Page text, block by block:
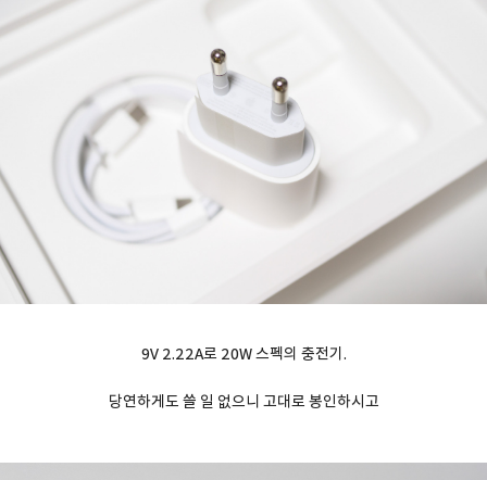
9V 2.22A로 20W 스펙의 충전기.
당연하게도 쓸 일 없으니 고대로 봉인하시고